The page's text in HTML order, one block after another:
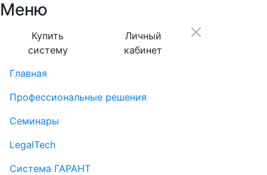
Меню
Купить
систему
Личный
кабинет
Главная
Профессиональные решения
Семинары
LegalTech
Система ГАРАНТ